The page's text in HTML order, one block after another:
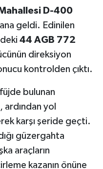
D-400
geldi. Edinilen
44 AGB 772
direksiyon
kontrolden çıktı.
bulunan
yol
karşı şeride geçti.
güzergahta
araçların
kazanın önüne